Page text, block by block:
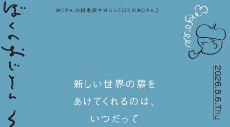
おじさんの知恵袋マガジン『ぼくのおじさん』
2026.8.6.Thu
新しい世界の扉を
あけてくれるのは、
いつだって